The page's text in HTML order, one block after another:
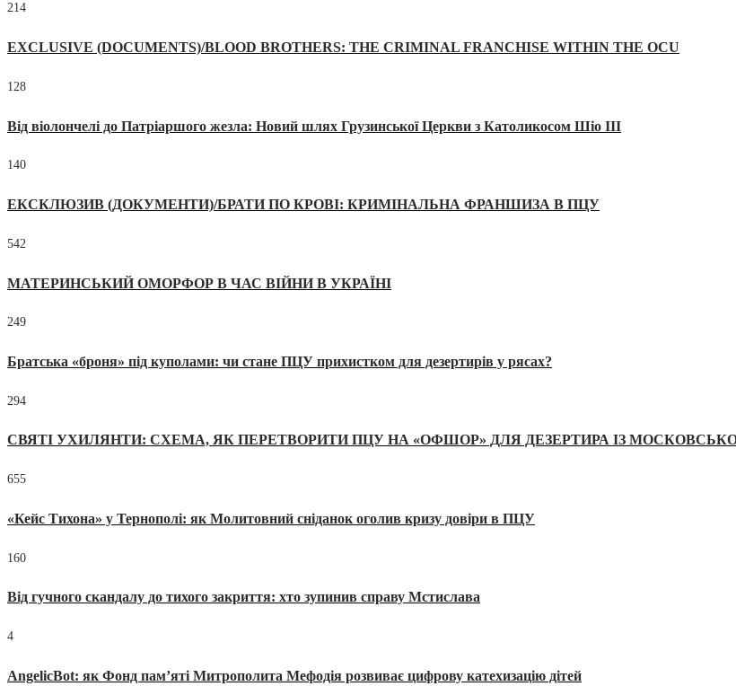
214
EXCLUSIVE (DOCUMENTS)/BLOOD BROTHERS: THE CRIMINAL FRANCHISE WITHIN THE OCU
128
Від віолончелі до Патріаршого жезла: Новий шлях Грузинської Церкви з Католикосом Шіо III
140
ЕКСКЛЮЗИВ (ДОКУМЕНТИ)/БРАТИ ПО КРОВІ: КРИМІНАЛЬНА ФРАНШИЗА В ПЦУ
542
МАТЕРИНСЬКИЙ ОМОРФОР В ЧАС ВІЙНИ В УКРАЇНІ
249
Братська «броня» під куполами: чи стане ПЦУ прихистком для дезертирів у рясах?
294
СВЯТІ УХИЛЯНТИ: СХЕМА, ЯК ПЕРЕТВОРИТИ ПЦУ НА «ОФШОР» ДЛЯ ДЕЗЕРТИРА ІЗ
655
«Кейс Тихона» у Тернополі: як Молитовний сніданок оголив кризу довіри в ПЦУ
160
Від гучного скандалу до тихого закриття: хто зупинив справу Мстислава
4
AngelicBot: як Фонд пам’яті Митрополита Мефодія розвиває цифрову катехизацію дітей